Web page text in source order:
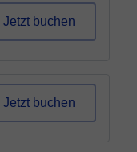
Jetzt buchen
Jetzt buchen